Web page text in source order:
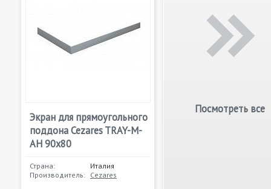
Экран для прямоугольного
поддона Cezares TRAY-M-
AH 90х80
Страна:
Италия
Производитель: Cezares
Посмотреть все